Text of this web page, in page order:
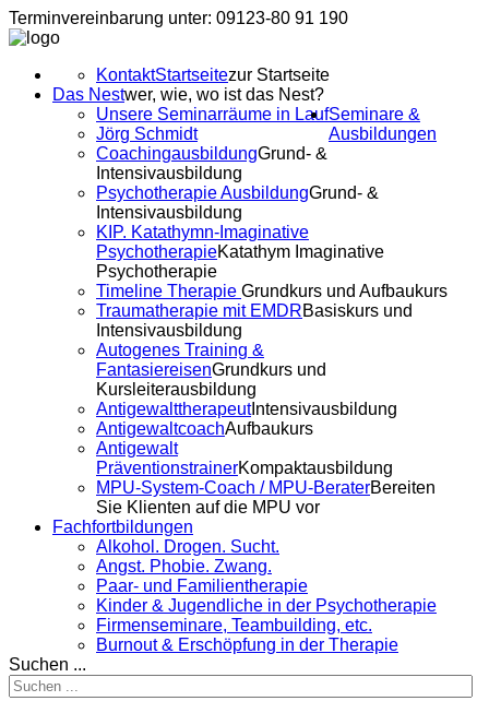
Terminvereinbarung unter: 09123-80 91 190
Startseitezur Startseite
Kontakt
Das Nestwer, wie, wo ist das Nest?
Unsere Seminarräume in Lauf
Jörg Schmidt
Seminare &
Ausbildungen
CoachingausbildungGrund- &
Intensivausbildung
Psychotherapie AusbildungGrund- &
Intensivausbildung
KIP. Katathymn-Imaginative
PsychotherapieKatathym Imaginative
Psychotherapie
Timeline Therapie Grundkurs und Aufbaukurs
Traumatherapie mit EMDRBasiskurs und
Intensivausbildung
Autogenes Training &
FantasiereisenGrundkurs und
Kursleiterausbildung
AntigewalttherapeutIntensivausbildung
AntigewaltcoachAufbaukurs
Antigewalt
PräventionstrainerKompaktausbildung
MPU-System-Coach / MPU-BeraterBereiten
Sie Klienten auf die MPU vor
Fachfortbildungen
Alkohol. Drogen. Sucht.
Angst. Phobie. Zwang.
Paar- und Familientherapie
Kinder & Jugendliche in der Psychotherapie
Firmenseminare, Teambuilding, etc.
Burnout & Erschöpfung in der Therapie
Suchen ...